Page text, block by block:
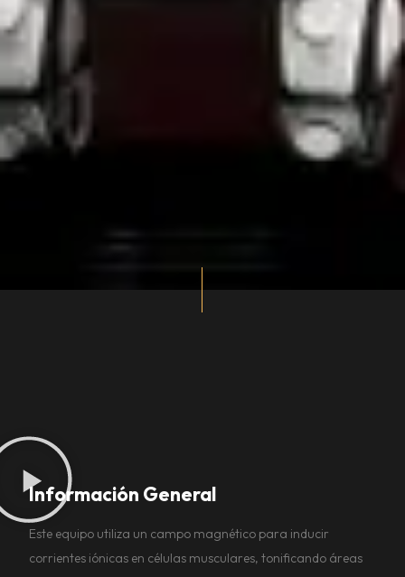
Información General
Este equipo utiliza un campo magnético para inducir
corrientes iónicas en células musculares, tonificando áreas